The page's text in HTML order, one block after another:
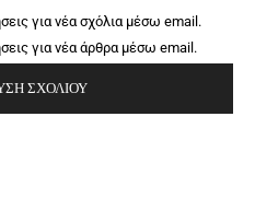
για νέα σχόλια μέσω email.
για νέα άρθρα μέσω email.